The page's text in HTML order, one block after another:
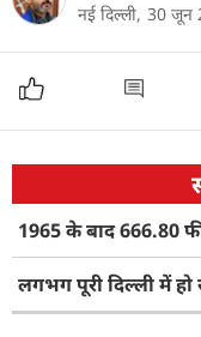
नई दिल्ली, 30 जून
1965 के बाद 666.80
लगभग पूरी दिल्ली में